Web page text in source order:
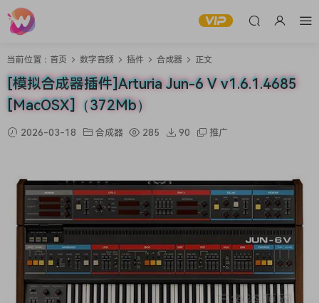
当前位置： 首页 数字音频 插件 合成器 正文
[模拟合成器插件]Arturia Jun-6 V v1.6.1.4685
[MacOSX]（372Mb）
2026-03-18 合成器 285 90 推广